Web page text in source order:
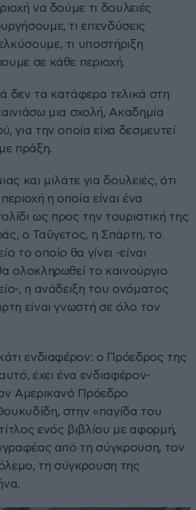
να δούμε τι δουλειές
τι επενδύσεις
τι υποστήριξη
σε κάθε περιοχή.
δεν τα κατάφερα τελικά στη
μια σχολή, Ακαδημία
για την οποία είχα δεσμευτεί
πράξη.
και μιλάτε για δουλειές, ότι
η οποία είναι ένα
ως προς την τουριστική της
ο Ταΰγετος, η Σπάρτη, το
το οποίο θα γίνει -είναι
ολοκληρωθεί το καινούργιο
, η ανάδειξη του ονόματος
είναι γνωστή σε όλο τον
ενδιαφέρον: ο Πρόεδρος της
έχει ένα ενδιαφέρον-
Αμερικανό Πρόεδρο
στην «παγίδα του
ενός βιβλίου με αφορμή,
από τη σύγκρουση, τον
τη σύγκρουση της